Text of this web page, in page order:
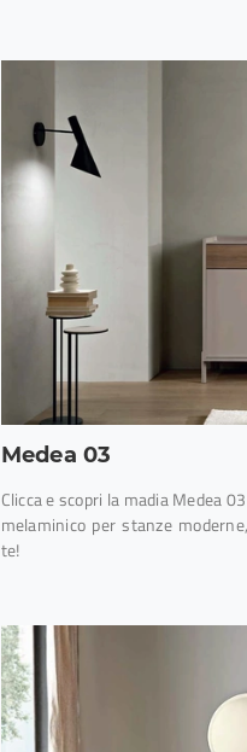
Medea 03
Clicca e scopri la madia Medea
melaminico per stanze
te!